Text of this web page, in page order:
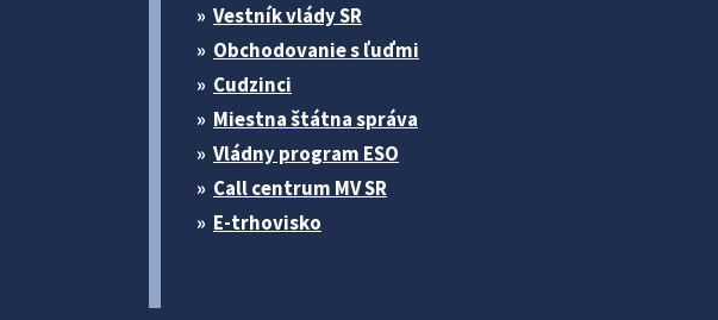
Vestník vlády SR
Obchodovanie s ľuďmi
Cudzinci
Miestna štátna správa
Vládny program ESO
Call centrum MV SR
E-trhovisko